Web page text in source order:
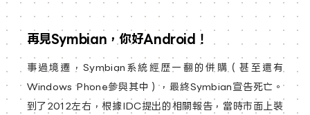
再見Symbian，你好Android！
事過境遷，Symbian系統經歷一翻的併購（甚至還有
Windows Phone參與其中），最終Symbian宣告死亡。
到了2012左右，根據IDC提出的相關報告，當時市面上裝